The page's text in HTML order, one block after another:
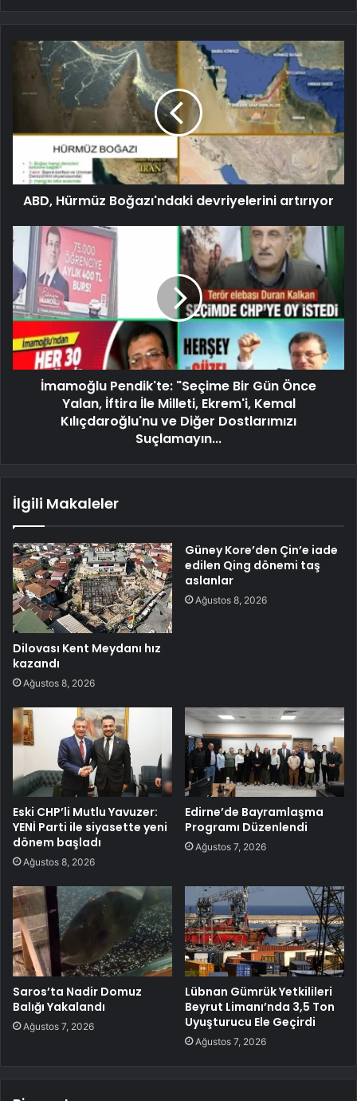
ABD, Hürmüz Boğazı'ndaki devriyelerini artırıyor
İmamoğlu Pendik'te: "Seçime Bir Gün Önce
Yalan, İftira İle Milleti, Ekrem'i, Kemal
Kılıçdaroğlu'nu ve Diğer Dostlarımızı
Suçlamayın...
İlgili Makaleler
Dilovası Kent Meydanı hız
kazandı
Ağustos 8, 2026
Güney Kore’den Çin’e iade
edilen Qing dönemi taş
aslanlar
Ağustos 8, 2026
Eski CHP’li Mutlu Yavuzer:
YENİ Parti ile siyasette yeni
dönem başladı
Ağustos 8, 2026
Edirne’de Bayramlaşma
Programı Düzenlendi
Ağustos 7, 2026
Saros’ta Nadir Domuz
Balığı Yakalandı
Ağustos 7, 2026
Lübnan Gümrük Yetkilileri
Beyrut Limanı’nda 3,5 Ton
Uyuşturucu Ele Geçirdi
Ağustos 7, 2026